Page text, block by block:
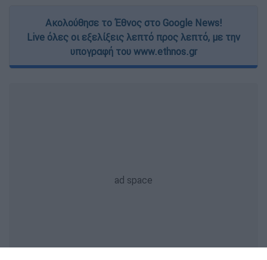
Ακολούθησε το Έθνος στο Google News!
Live όλες οι εξελίξεις λεπτό προς λεπτό, με την
υπογραφή του www.ethnos.gr